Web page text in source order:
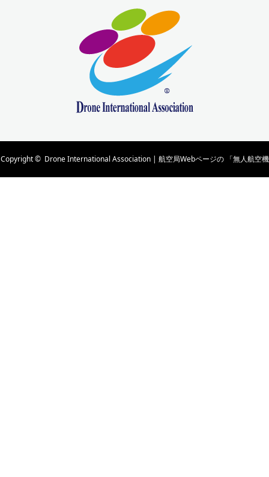
Copyright © Drone International Association | 航空局Webページの 「無人航空機